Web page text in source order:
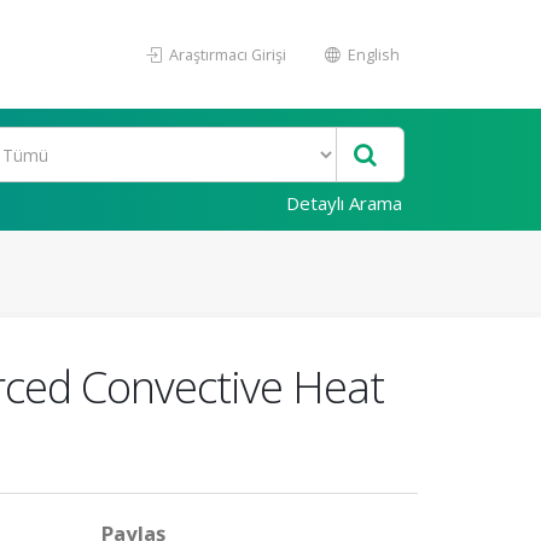
Araştırmacı Girişi English
Detaylı Arama
Convective Heat
Paylaş